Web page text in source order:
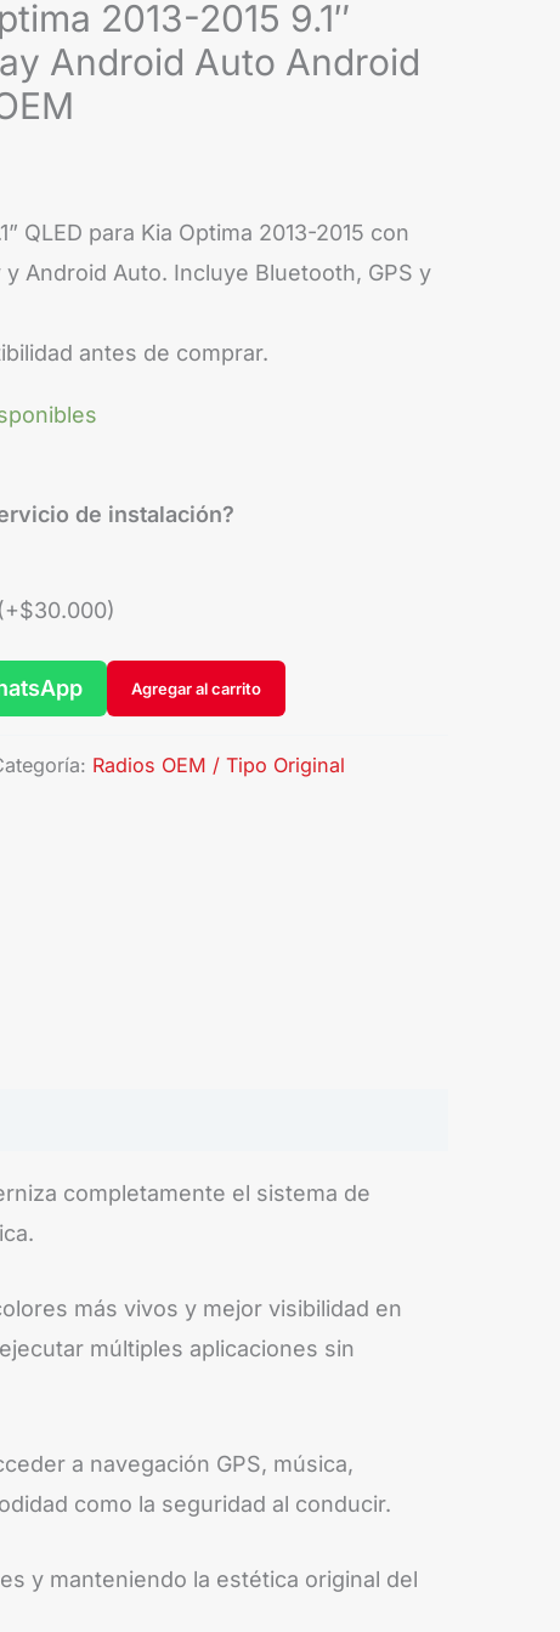
2013-2015 9.1″
Android Auto Android
QLED para Kia Optima 2013-2015 con
y Android Auto. Incluye Bluetooth, GPS y
antes de comprar.
de instalación?
$30.000)
Agregar al carrito
Radios OEM / Tipo Original
completamente el sistema de
más vivos y mejor visibilidad en
múltiples aplicaciones sin
a navegación GPS, música,
como la seguridad al conducir.
y manteniendo la estética original del